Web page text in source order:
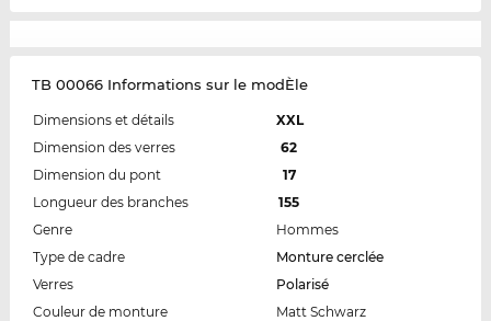
TB 00066 Informations sur le modÈle
Dimensions et détails
XXL
Dimension des verres
62
Dimension du pont
17
Longueur des branches
155
Genre
Hommes
Type de cadre
Monture cerclée
Verres
Polarisé
Couleur de monture
Matt Schwarz